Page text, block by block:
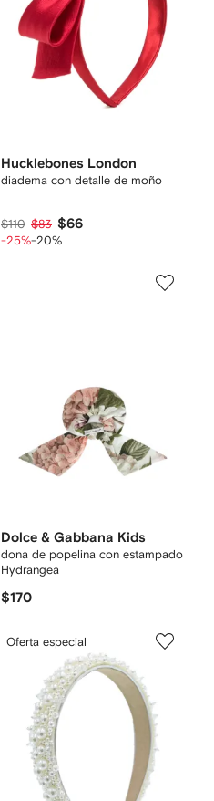
Hucklebones London
diadema con detalle de moño
$110 $83 $66
-25%-20%
Dolce & Gabbana Kids
dona de popelina con estampado
Hydrangea
$170
Oferta especial